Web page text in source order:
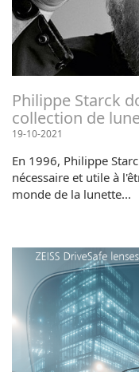
Philippe Starck
collection de
19-10-2021
En 1996, Philippe
nécessaire et utile à
monde de la lunette...